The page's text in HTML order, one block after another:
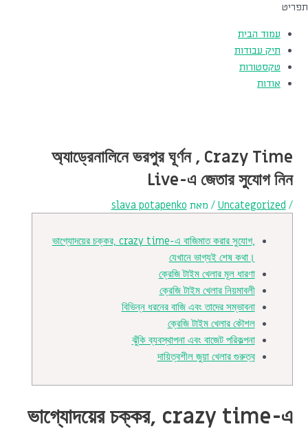
תפריט
עמוד הבית
תיק עבודות
טקסטורות
אודות
অ্যাড্রেনালিনে ভরপুর ঘূর্ণন , Crazy Time
Live-এ জেতার সুযোগ নিন
/
Uncategorized / מאת slava potapenko
ভাগ্যোদয়ের চক্কর, crazy time-এ বাজিমাত করার সুযোগ,
যেখানে ভাগ্যই শেষ কথা।
ক্রেজি টাইম খেলার মূল ধারণা
ক্রেজি টাইম খেলার নিয়মাবলী
বিভিন্ন ধরনের বাজি এবং তাদের সম্ভাবনা
ক্রেজি টাইম খেলার কৌশল
ঝুঁকি ব্যবস্থাপনা এবং বাজেট পরিকল্পনা
দায়িত্বশীল জুয়া খেলার গুরুত্ব
ভাগ্যোদয়ের চক্কর, crazy time-এ